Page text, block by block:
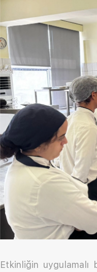
Etkinliğin uygulamalı